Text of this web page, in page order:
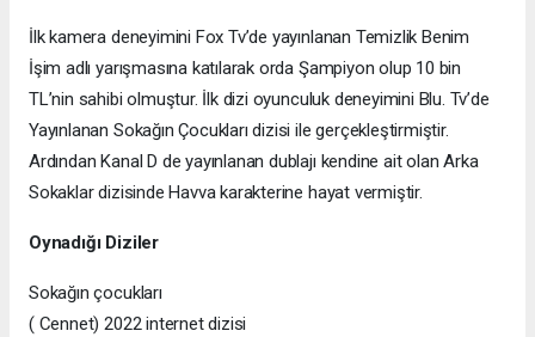
İlk kamera deneyimini Fox Tv’de yayınlanan Temizlik Benim
İşim adlı yarışmasına katılarak orda Şampiyon olup 10 bin
TL’nin sahibi olmuştur. İlk dizi oyunculuk deneyimini Blu. Tv’de
Yayınlanan Sokağın Çocukları dizisi ile gerçekleştirmiştir.
Ardından Kanal D de yayınlanan dublajı kendine ait olan Arka
Sokaklar dizisinde Havva karakterine hayat vermiştir.
Oynadığı Diziler
Sokağın çocukları
( Cennet) 2022 internet dizisi